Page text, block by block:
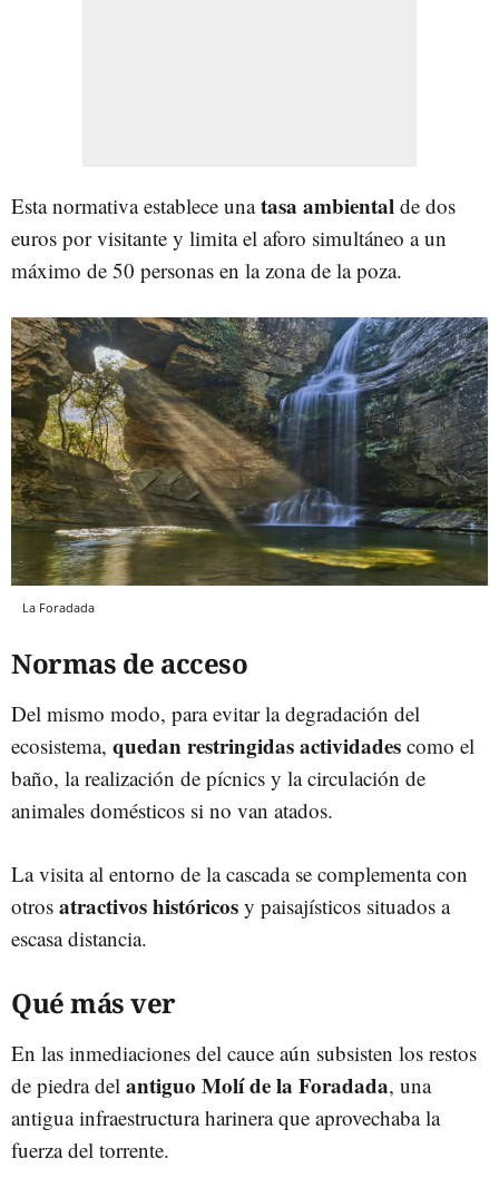
Esta normativa establece unatasa ambiental de dos
euros por visitante y limita el aforo simultáneo a un
máximo de 50 personas en la zona de la poza.
La Foradada
Normas de acceso
Del mismo modo, para evitar la degradación del
ecosistema, quedan restringidas actividades como el
baño, la realización de pícnics y la circulación de
animales domésticos si no van atados.
La visita al entorno de la cascada se complementa con
otros atractivos históricos y paisajísticos situados a
escasa distancia.
Qué más ver
En las inmediaciones del cauce aún subsisten los restos
de piedra del antiguo Molí de la Foradada, una
antigua infraestructura harinera que aprovechaba la
fuerza del torrente.